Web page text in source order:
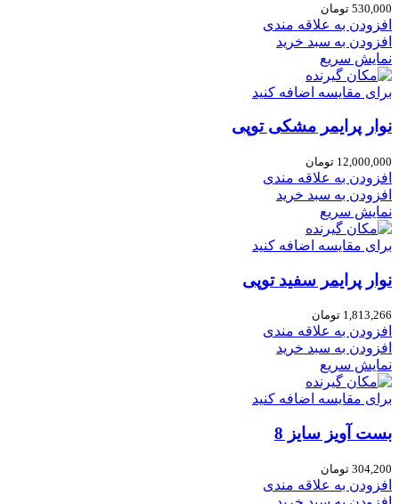
530,000 تومان
افزودن به علاقه مندی
افزودن به سبد خرید
نمایش سریع
برای مقایسه اضافه کنید
نوار پرایمر مشکی توپی
12,000,000 تومان
افزودن به علاقه مندی
افزودن به سبد خرید
نمایش سریع
برای مقایسه اضافه کنید
نوار پرایمر سفید توپی
1,813,266 تومان
افزودن به علاقه مندی
افزودن به سبد خرید
نمایش سریع
برای مقایسه اضافه کنید
بست آویز سایز 8
304,200 تومان
افزودن به علاقه مندی